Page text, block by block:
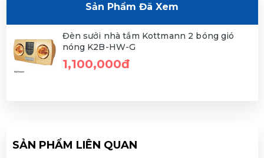
Sản Phẩm Đã Xem
Đèn sưởi nhà tắm Kottmann 2 bóng gió
nóng K2B-HW-G
1,100,000đ
SẢN PHẨM LIÊN QUAN